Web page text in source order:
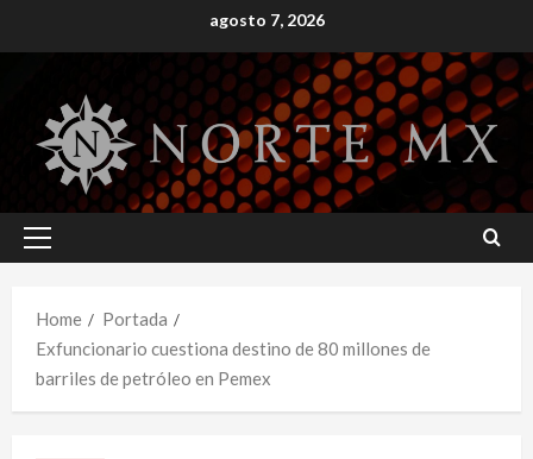
to
agosto 7, 2026
Primary
Home
Portada
Exfuncionario cuestiona destino de 80 millones de
barriles de petróleo en Pemex